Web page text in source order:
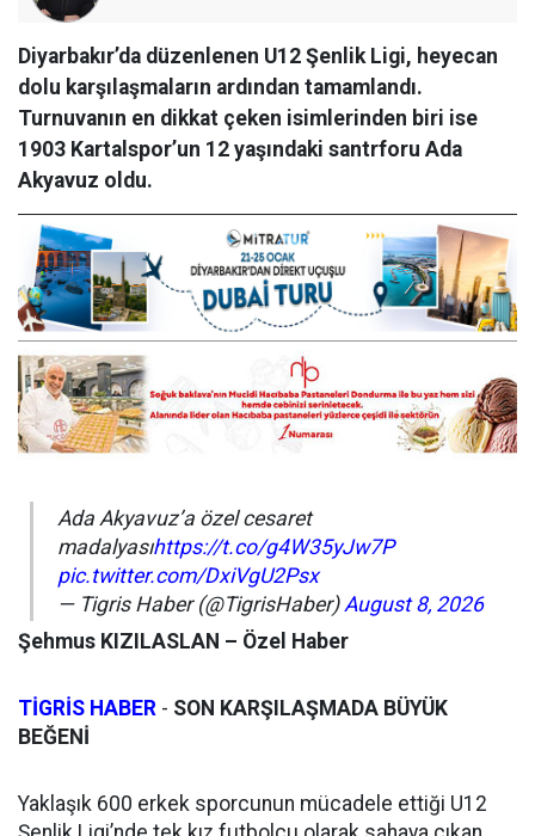
Diyarbakır’da düzenlenen U12 Şenlik Ligi, heyecan
dolu karşılaşmaların ardından tamamlandı.
Turnuvanın en dikkat çeken isimlerinden biri ise
1903 Kartalspor’un 12 yaşındaki santrforu Ada
Akyavuz oldu.
Ada Akyavuz’a özel cesaret
madalyasıhttps://t.co/g4W35yJw7P
pic.twitter.com/DxiVgU2Psx
— Tigris Haber (@TigrisHaber)August 8, 2026
Şehmus KIZILASLAN – Özel Haber
TİGRİS HABER - SON KARŞILAŞMADA BÜYÜK
BEĞENİ
Yaklaşık 600 erkek sporcunun mücadele ettiği U12